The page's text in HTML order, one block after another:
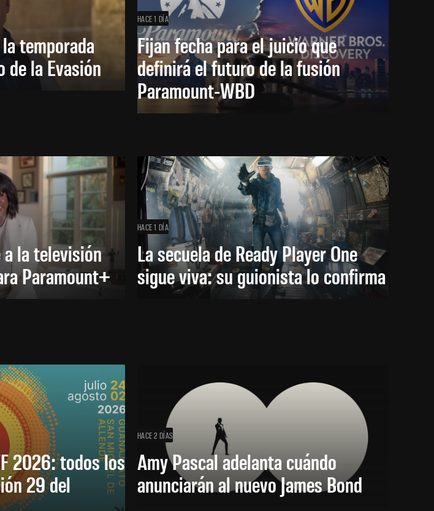
temporada
de la Evasión
HACE 1 DÍA
Fijan fecha para el juicio que
definirá el futuro de la fusión
Paramount-WBD
la televisión
Paramount+
HACE 1 DÍA
La secuela de Ready Player One
sigue viva: su guionista lo confirma
2026: todos los
29 del
HACE 2 DÍAS
Amy Pascal adelanta cuándo
anunciarán al nuevo James Bond